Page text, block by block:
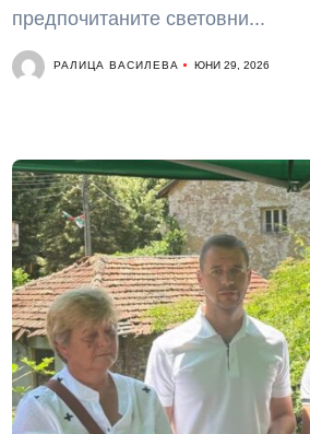
предпочитаните световни...
РАЛИЦА ВАСИЛЕВА ЮНИ 29, 2026